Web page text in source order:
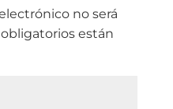
no será
están